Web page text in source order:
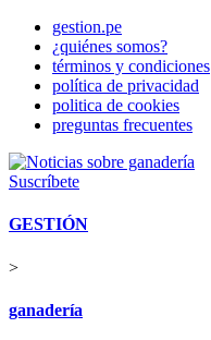
gestion.pe
¿quiénes somos?
términos y condiciones
política de privacidad
politica de cookies
preguntas frecuentes
Suscríbete
GESTIÓN
>
ganadería